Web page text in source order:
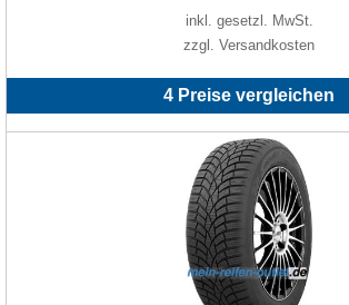
inkl. gesetzl. MwSt.
zzgl. Versandkosten
4 Preise vergleichen